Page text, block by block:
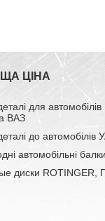
ЦІНА
для автомобілів
ВАЗ
до автомобілів
автомобільні балки
диски ROTINGER,